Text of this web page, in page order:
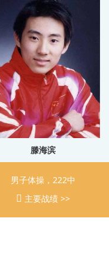
滕海滨
男子体操，222中
主要战绩 >>